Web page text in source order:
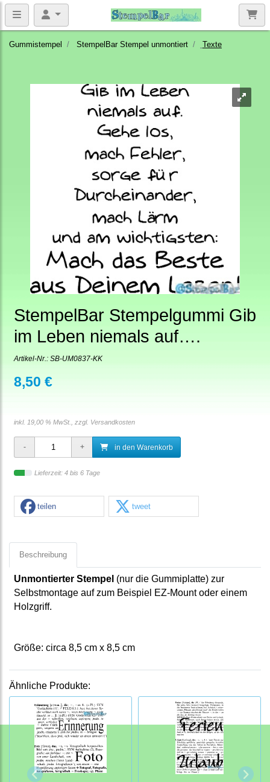
Gummistempel StempelBar Stempel unmontiert Texte
StempelBar Stempelgummi Gib
im Leben niemals auf….
Artikel-Nr.: SB-UM0837-KK
8,50 €
inkl. 19,00 % MwSt., zzgl. Versandkosten
in den Warenkorb
Lieferzeit: 4 bis 6 Tage
teilen tweet
Beschreibung
Unmontierter Stempel (nur die Gummiplatte) zur
Selbstmontage auf zum Beispiel EZ-Mount oder einem
Holzgriff.
Größe: circa 8,5 cm x 8,5 cm
Ähnliche Produkte: